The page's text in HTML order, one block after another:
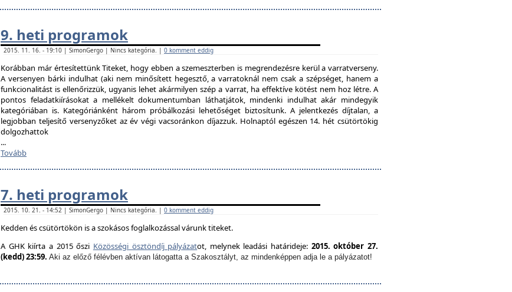
9. heti programok
2015. 11. 16. - 19:10 | SimonGergo | Nincs kategória. | 0 komment eddig
Korábban már értesítettünk Titeket, hogy ebben a szemeszterben is megrendezésre kerül a varratverseny.
A versenyen bárki indulhat (aki nem minősített hegesztő, a varratoknál nem csak a szépséget, hanem a
funkcionalitást is ellenőrizzük, ugyanis lehet akármilyen szép a varrat, ha effektíve kötést nem hoz létre. A
pontos feladatkiírásokat a mellékelt dokumentumban láthatjátok, mindenki indulhat akár mindegyik
kategóriában is. Kategóriánként három próbálkozási lehetőséget biztosítunk. A jelentkezés díjtalan, a
legjobban teljesítő versenyzőket az év végi vacsoránkon díjazzuk. Holnaptól egészen 14. hét csütörtökig
dolgozhattok
...
Tovább
7. heti programok
2015. 10. 21. - 14:52 | SimonGergo | Nincs kategória. | 0 komment eddig
Kedden és csütörtökön is a szokásos foglalkozással várunk titeket.
A GHK kiírta a 2015 őszi Közösségi ösztöndíj pályázatot, melynek leadási határideje: 2015. október 27.
(kedd) 23:59. Aki az előző félévben aktívan látogatta a Szakosztályt, az mindenképpen adja le a pályázatot!